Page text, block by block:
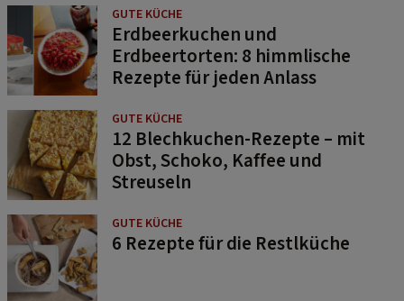
GUTE KÜCHE
Erdbeerkuchen und
Erdbeertorten: 8 himmlische
Rezepte für jeden Anlass
GUTE KÜCHE
12 Blechkuchen-Rezepte – mit
Obst, Schoko, Kaffee und
Streuseln
GUTE KÜCHE
6 Rezepte für die Restlküche